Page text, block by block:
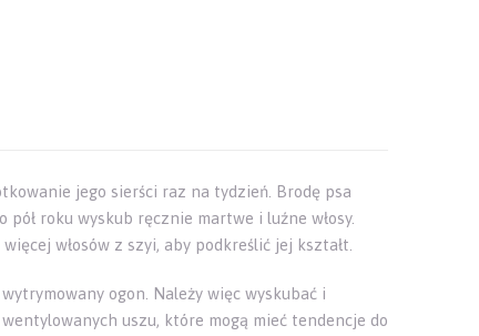
jego sierści raz na tydzień. Brodę psa
roku wyskub ręcznie martwe i luźne włosy.
włosów z szyi, aby podkreślić jej kształt.
ogon. Należy więc wyskubać i
uszu, które mogą mieć tendencje do